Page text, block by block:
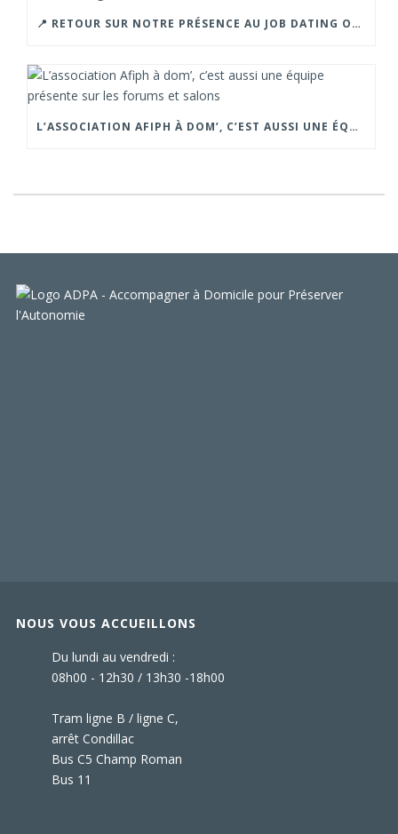
📍 RETOUR SUR NOTRE PRÉSENCE AU JOB DATING ORGANISÉ PAR LA CROIX ROUGE – GRENOBLE.
L’ASSOCIATION AFIPH À DOM’, C’EST AUSSI UNE ÉQUIPE PRÉSENTE SUR LES FORUMS ET SALONS
NOUS VOUS ACCUEILLONS
Du lundi au vendredi :
08h00 - 12h30 / 13h30 -18h00
Tram ligne B / ligne C,
arrêt Condillac
Bus C5 Champ Roman
Bus 11